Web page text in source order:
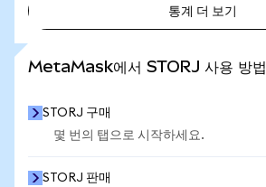
통계 더 보기
MetaMask에서 STORJ 사용 방법
STORJ 구매
몇 번의 탭으로 시작하세요.
STORJ 판매